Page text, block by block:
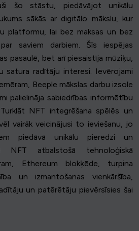
šo stāstu, piedāvājot unikālu
sākās ar digitālo mākslu, kur
platformu, lai bez maksas un bez
saviem darbiem. Šīs iespējas
pasaulē, bet arī piesaistīja mūziķu,
radītāju interesi. Ievērojami
Beeple mākslas darbu izsole
palielināja sabiedrības informētību
NFT integrēšana spēlēs un
vairāk veicinājusi to ieviešanu, jo
piedāvā unikālu pieredzi un
NFT atbalstošā tehnoloģiskā
Ethereum blokķēde, turpina
un izmantošanas vienkāršība,
un patērētāju pievērsīsies šai